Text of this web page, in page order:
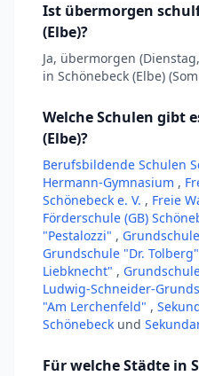
Ist übermorgen
(Elbe)?
Ja, übermorgen
in Schönebeck (Elbe)
Welche Schulen gibt
(Elbe)?
Berufsbildende Schulen
Hermann-Gymnasium ,
Schönebeck e. V. , Freie
Förderschule (GB)
"Pestalozzi" ,
Grundschule "Dr. Tolberg"
Liebknecht" ,
Ludwig-Schneider-
"Am Lerchenfeld" ,
Schönebeck und
Für welche Städte in